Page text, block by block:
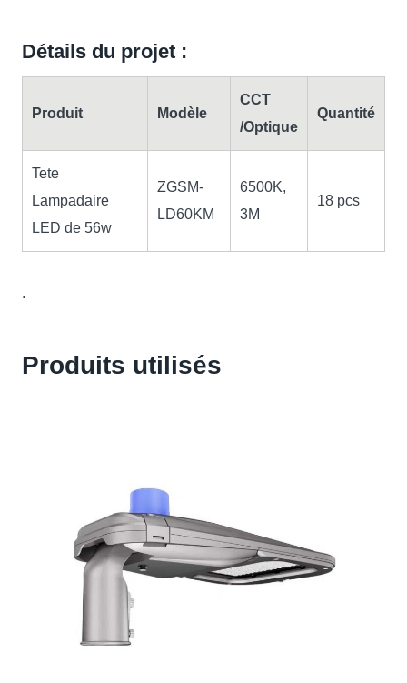
Détails du projet :
Produit Modèle
CCT
/Optique
Quantité
Tete
Lampadaire
LED de 56w
ZGSM-
LD60KM
6500K,
3M
18 pcs
.
Produits utilisés